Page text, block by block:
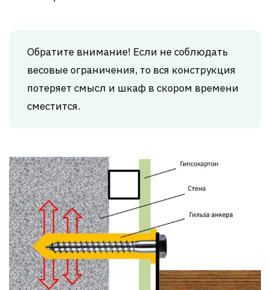
Обратите внимание! Если не соблюдать
весовые ограничения, то вся конструкция
потеряет смысл и шкаф в скором времени
сместится.